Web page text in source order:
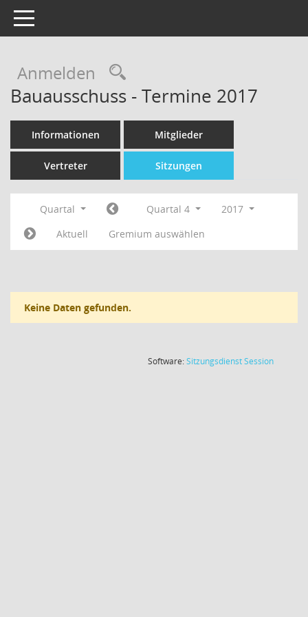
Toggle navigation
Anmelden Rechercheauswahl
Bauausschuss - Termine 2017
Informationen Mitglieder
Vertreter Sitzungen
Quartal Quartal 4
2017
Aktuell
Gremium auswählen
Keine Daten gefunden.
Software:SitzungsdienstSession(Wird in